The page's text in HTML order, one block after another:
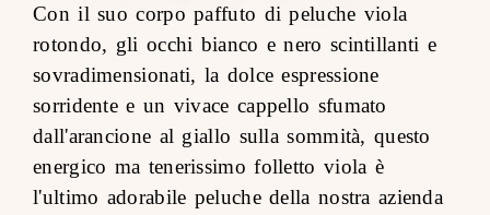
Con il suo corpo paffuto di peluche viola
rotondo, gli occhi bianco e nero scintillanti e
sovradimensionati, la dolce espressione
sorridente e un vivace cappello sfumato
dall'arancione al giallo sulla sommità, questo
energico ma tenerissimo folletto viola è
l'ultimo adorabile peluche della nostra azienda